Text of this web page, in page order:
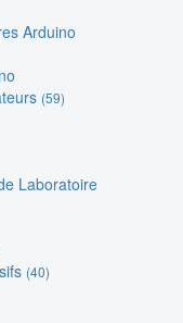
Arduino
(59)
Laboratoire
(40)